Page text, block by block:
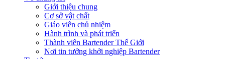
Giới thiệu chung
Cơ sở vật chất
Giáo viên chủ nhiệm
Hành trình và phát triển
Thành viên Bartender Thế Giới
Nơi tin tưởng khởi nghiệp Bartender